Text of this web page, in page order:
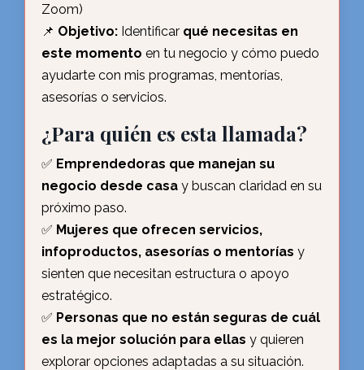
Zoom)
📌 Objetivo: Identificar qué necesitas en
este momento en tu negocio y cómo puedo
ayudarte con mis programas, mentorías,
asesorías o servicios.
¿Para quién es esta llamada?
✅ Emprendedoras que manejan su
negocio desde casa y buscan claridad en su
próximo paso.
✅ Mujeres que ofrecen servicios,
infoproductos, asesorías o mentorías y
sienten que necesitan estructura o apoyo
estratégico.
✅ Personas que no están seguras de cuál
es la mejor solución para ellas y quieren
explorar opciones adaptadas a su situación.